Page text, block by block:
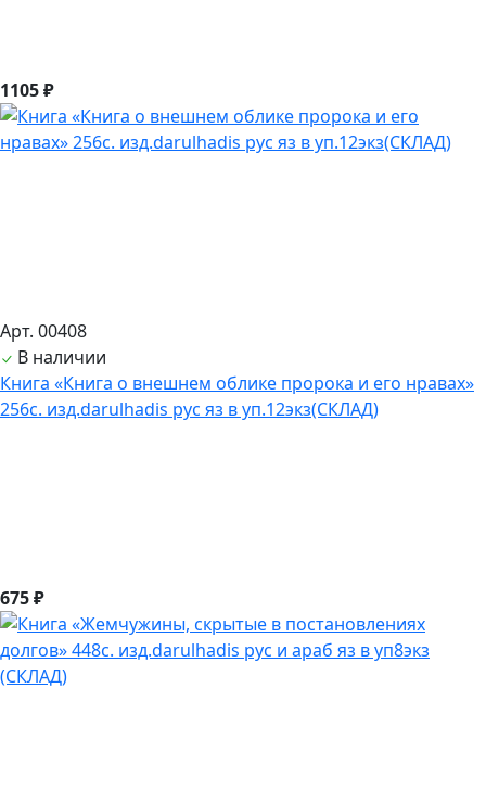
1105 ₽
Арт. 00408
В наличии
Книга «Книга о внешнем облике пророка и его нравах»
256с. изд.darulhadis рус яз в уп.12экз(СКЛАД)
675 ₽